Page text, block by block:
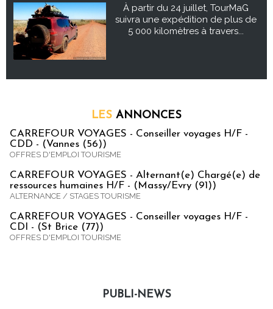
À partir du 24 juillet, TourMaG
suivra une expédition de plus de
5 000 kilomètres à travers...
LES ANNONCES
CARREFOUR VOYAGES - Conseiller voyages H/F -
CDD - (Vannes (56))
OFFRES D'EMPLOI TOURISME
CARREFOUR VOYAGES - Alternant(e) Chargé(e) de
ressources humaines H/F - (Massy/Evry (91))
ALTERNANCE / STAGES TOURISME
CARREFOUR VOYAGES - Conseiller voyages H/F -
CDI - (St Brice (77))
OFFRES D'EMPLOI TOURISME
PUBLI-NEWS